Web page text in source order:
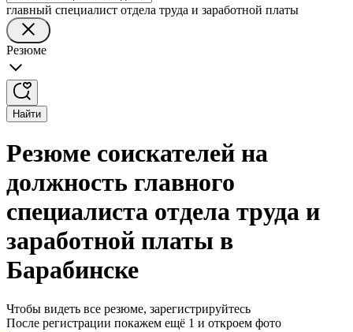
главный специалист отдела труда и заработной платы
Резюме
Найти
Резюме соискателей на
должность главного
специалиста отдела труда и
заработной платы в
Барабинске
Чтобы видеть все резюме, зарегистрируйтесь
После регистрации покажем ещё 1 и откроем фото